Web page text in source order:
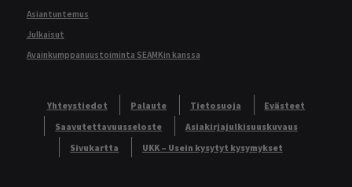
Asiantuntemus
Julkaisut
Avainkumppanuustoiminta SEAMKin kanssa
Yhteystiedot Palaute Tietosuoja
Evästeet
Saavutettavuusseloste
Asiakirjajulkisuuskuvaus
Sivukartta
UKK – Usein kysytyt kysymykset